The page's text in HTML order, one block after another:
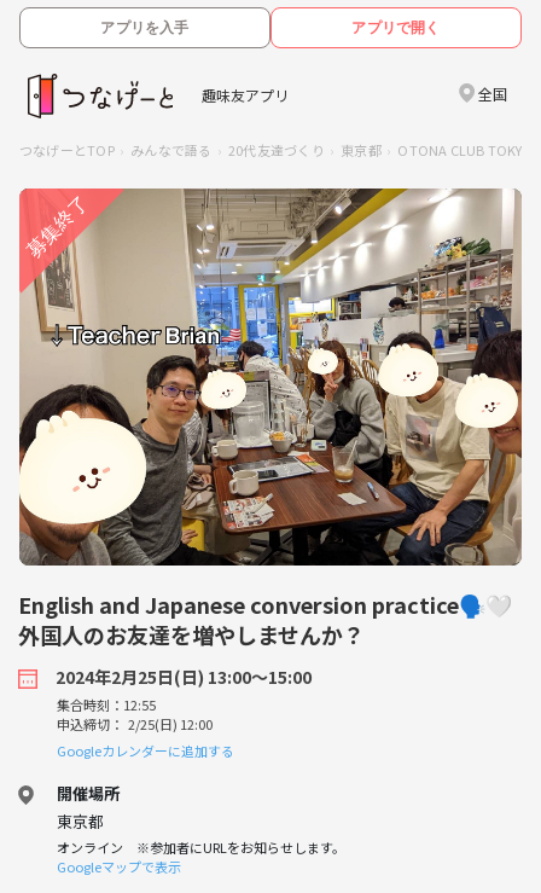
アプリを入手 アプリで開く
趣味友アプリ 全国
つなげーとTOP みんなで語る 20代友達づくり 東京都 OTONA CLUB
English and Japanese conversion practice🗣️🤍
外国人のお友達を増やしませんか？
2024年2月25日(日) 13:00〜15:00
集合時刻：12:55
申込締切： 2/25(日) 12:00
Googleカレンダーに追加する
開催場所
東京都
オンライン ※参加者にURLをお知らせします。
Googleマップで表示